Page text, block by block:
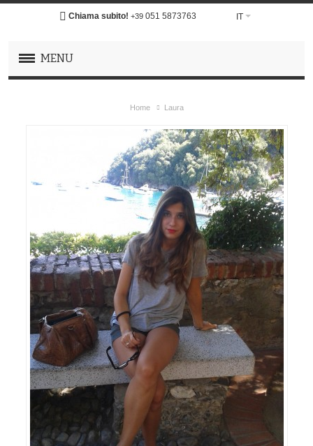
Chiama subito! +39051 5873763 IT
MENU
Home Laura